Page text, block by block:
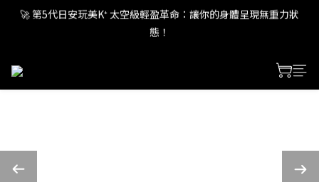
🚀 第5代日安玩美K⁺ 太空級輕盈革命：讓你的身體呈現無重力狀
態！
態！